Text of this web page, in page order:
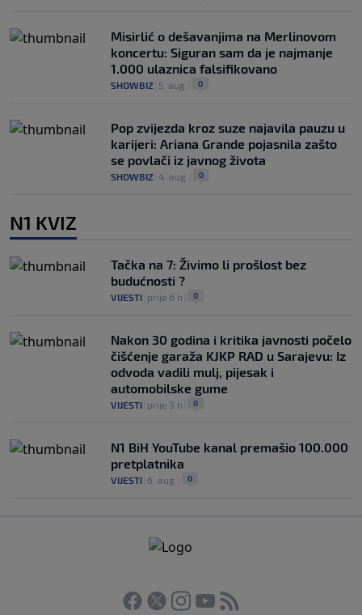
Misirlić o dešavanjima na Merlinovom
koncertu: Siguran sam da je najmanje
1.000 ulaznica falsifikovano
SHOWBIZ 5. aug. 0
Pop zvijezda kroz suze najavila pauzu u
karijeri: Ariana Grande pojasnila zašto
se povlači iz javnog života
SHOWBIZ 4. aug. 0
N1 KVIZ
Tačka na 7: Živimo li prošlost bez
budućnosti ?
VIJESTI prije 6 h 0
Nakon 30 godina i kritika javnosti počelo
čišćenje garaža KJKP RAD u Sarajevu: Iz
odvoda vadili mulj, pijesak i
automobilske gume
VIJESTI prije 3 h 0
N1 BiH YouTube kanal premašio 100.000
pretplatnika
VIJESTI 6. aug. 0